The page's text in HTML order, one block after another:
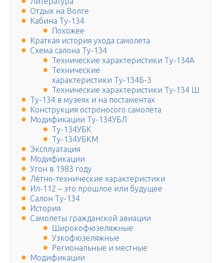
Отдых на Волге
Кабина Ту-134
Похожее
Краткая история ухода самолета
Схема салона Ту-134
Технические характеристики Ту-134А
Технические
характеристики Ту-134Б-3
Технические характеристики Ту-134 Ш
Ту-134 в музеях и на постаментах
Конструкция остроносого самолета
Модификации Ту-134УБЛ
Ту-134УБК
Ту-134УБКМ
Эксплуатация
Модификации
Угон в 1983 году
Лётно-технические характеристики
Ил-112 – это прошлое или будущее
Салон Ту-134
История
Самолеты гражданской авиации
Широкофюзеляжные
Узкофюзеляжные
Региональные и местные
Модификации